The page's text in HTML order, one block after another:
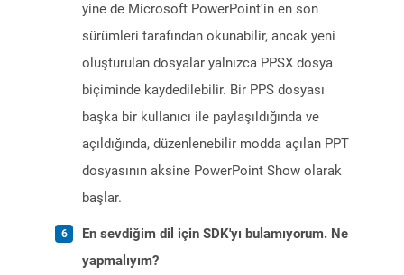
yine de Microsoft PowerPoint'in en son
sürümleri tarafından okunabilir, ancak yeni
oluşturulan dosyalar yalnızca PPSX dosya
biçiminde kaydedilebilir. Bir PPS dosyası
başka bir kullanıcı ile paylaşıldığında ve
açıldığında, düzenlenebilir modda açılan PPT
dosyasının aksine PowerPoint Show olarak
başlar.
En sevdiğim dil için SDK'yı bulamıyorum. Ne
yapmalıyım?